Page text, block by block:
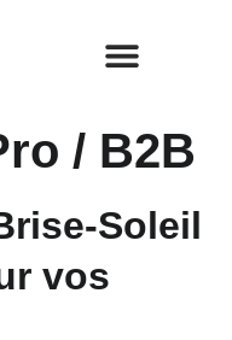
/ B2B
Soleil
vos